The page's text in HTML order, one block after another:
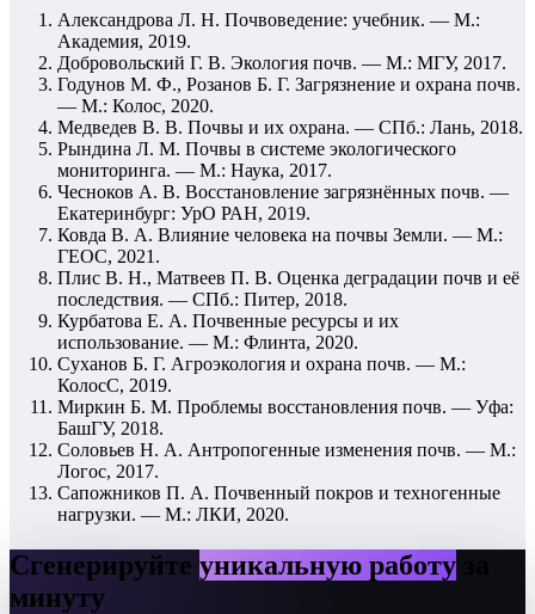
Александрова Л. Н. Почвоведение: учебник. — М.:
Академия, 2019.
Добровольский Г. В. Экология почв. — М.: МГУ, 2017.
Годунов М. Ф., Розанов Б. Г. Загрязнение и охрана почв.
— М.: Колос, 2020.
Медведев В. В. Почвы и их охрана. — СПб.: Лань, 2018.
Рындина Л. М. Почвы в системе экологического
мониторинга. — М.: Наука, 2017.
Чесноков А. В. Восстановление загрязнённых почв. —
Екатеринбург: УрО РАН, 2019.
Ковда В. А. Влияние человека на почвы Земли. — М.:
ГЕОС, 2021.
Плис В. Н., Матвеев П. В. Оценка деградации почв и её
последствия. — СПб.: Питер, 2018.
Курбатова Е. А. Почвенные ресурсы и их
использование. — М.: Флинта, 2020.
Суханов Б. Г. Агроэкология и охрана почв. — М.:
КолосС, 2019.
Миркин Б. М. Проблемы восстановления почв. — Уфа:
БашГУ, 2018.
Соловьев Н. А. Антропогенные изменения почв. — М.:
Логос, 2017.
Сапожников П. А. Почвенный покров и техногенные
нагрузки. — М.: ЛКИ, 2020.
Сгенерируйте уникальную работу
минуту